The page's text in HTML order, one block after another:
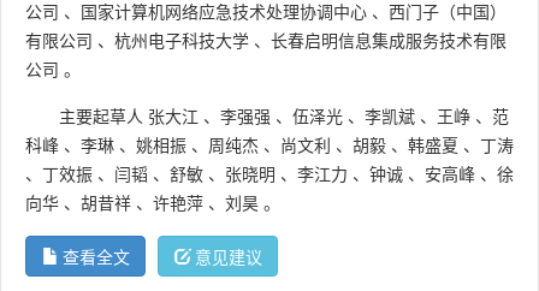
公司 、 国家计算机网络应急技术处理协调中心 、 西门子（中国）
有限公司 、 杭州电子科技大学 、 长春启明信息集成服务技术有限
公司 。
主要起草人 张大江 、 李强强 、 伍泽光 、 李凯斌 、 王峥 、 范
科峰 、 李琳 、 姚相振 、 周纯杰 、 尚文利 、 胡毅 、 韩盛夏 、 丁涛
、 丁效振 、 闫韬 、 舒敏 、 张晓明 、 李江力 、 钟诚 、 安高峰 、 徐
向华 、 胡昔祥 、 许艳萍 、 刘昊 。
查看全文 意见建议